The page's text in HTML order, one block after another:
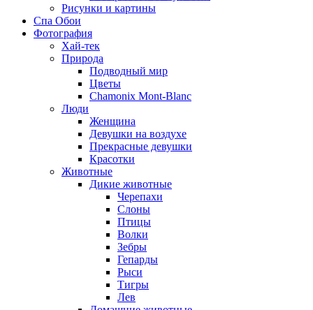
Рисунки и картины
Спа Обои
Фотография
Хай-тек
Природа
Подводный мир
Цветы
Chamonix Mont-Blanc
Люди
Женщина
Девушки на воздухе
Прекрасные девушки
Красотки
Животные
Дикие животные
Черепахи
Слоны
Птицы
Волки
Зебры
Гепарды
Рыси
Тигры
Лев